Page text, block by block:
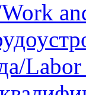
Labor